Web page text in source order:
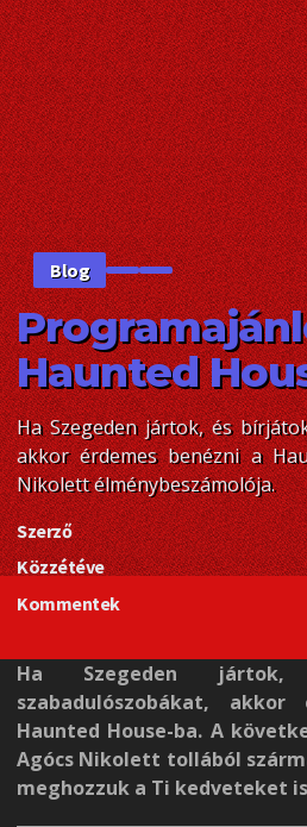
Blog
Haunted
Ha Szegeden jártok, és
akkor érdemes benézni a
Nikolett élménybeszámolója.
Szerző
Közzétéve
Kommentek
Ha Szegeden
szabadulószobákat,
Haunted House-ba. A
Agócs Nikolett tollából
meghozzuk a Ti kedveteket